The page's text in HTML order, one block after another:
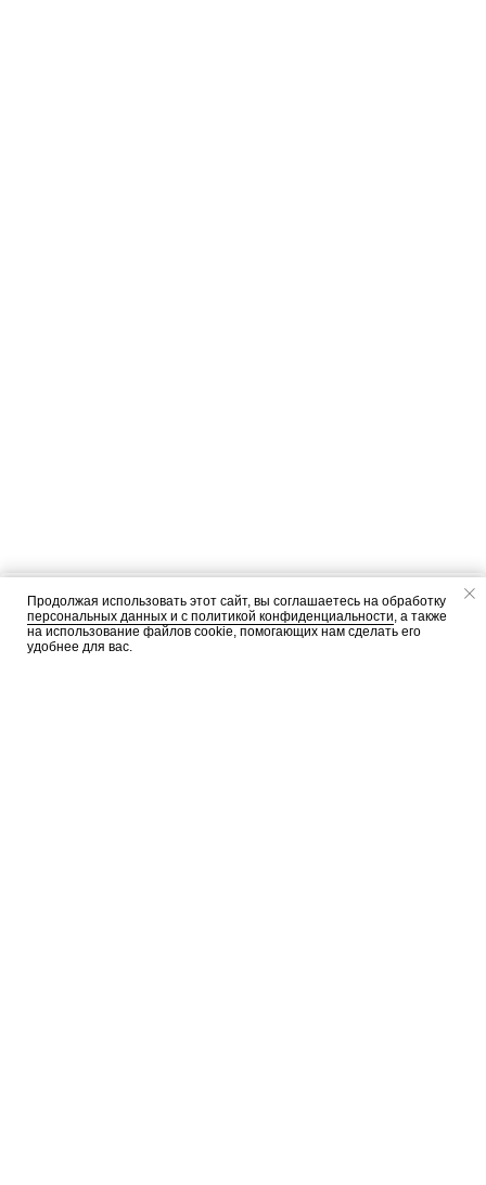
ДОБАВИТЬ В КОРЗИНУ
Продолжая использовать этот сайт, вы соглашаетесь на обработку
персональных данных и c политикой конфиденциальности, а также
на использование файлов cookie, помогающих нам сделать его
удобнее для вас.